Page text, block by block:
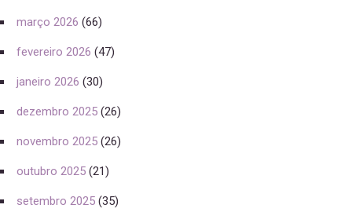
março 2026 (66)
fevereiro 2026 (47)
janeiro 2026 (30)
dezembro 2025 (26)
novembro 2025 (26)
outubro 2025 (21)
setembro 2025 (35)